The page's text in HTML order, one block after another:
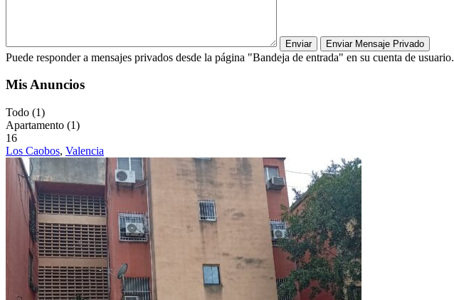
Puede responder a mensajes privados desde la página "Bandeja de entrada" en su cuenta de usuario.
Mis Anuncios
Todo (1)
Apartamento (1)
16
Los Caobos, Valencia